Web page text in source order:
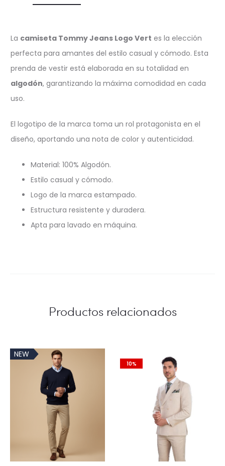
La camiseta Tommy Jeans Logo Vert es la elección
perfecta para amantes del estilo casual y cómodo. Esta
prenda de vestir está elaborada en su totalidad en
algodón, garantizando la máxima comodidad en cada
uso.
El logotipo de la marca toma un rol protagonista en el
diseño, aportando una nota de color y autenticidad.
Material: 100% Algodón.
Estilo casual y cómodo.
Logo de la marca estampado.
Estructura resistente y duradera.
Apta para lavado en máquina.
Productos relacionados
NEW
10%